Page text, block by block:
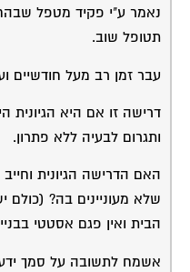
נאמר ע"י פקיד מטפל
תטופל שוב.
עבר זמן רב מעל חודשיים
דרישה זו אם היא הגיונית
ותגרום לבעיה ללא פתרון.
האם הדרישה הגיונית
שלא מעוניינים בה?
הבית ואין פגם אסטטי
אשמח לתשובה על סמך